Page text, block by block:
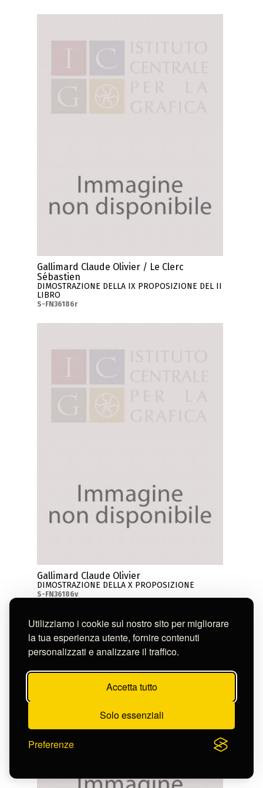
Utilizziamo i cookie sul nostro sito per migliorare
la tua esperienza utente, fornire contenuti
personalizzati e analizzare il traffico.
Accetta tutto
Solo essenziali
Preferenze
Gallimard Claude Olivier / Le Clerc
Sébastien
DIMOSTRAZIONE DELLA IX PROPOSIZIONE DEL II
LIBRO
S-FN36186r
Gallimard Claude Olivier
DIMOSTRAZIONE DELLA X PROPOSIZIONE
S-FN36186v